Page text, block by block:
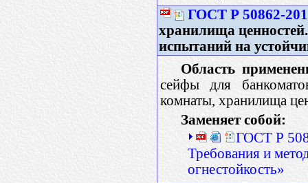
ГОСТ Р 50862-
хранилища
испытаний на
Область
сейфы для
комнаты, хранилища
Заменяет собой:
ГОСТ Р
Требования и
огнестойкость»